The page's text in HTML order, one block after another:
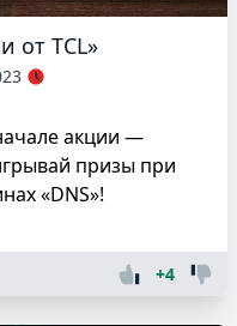
от TCL»
акции —
призы при
«DNS»!
+4